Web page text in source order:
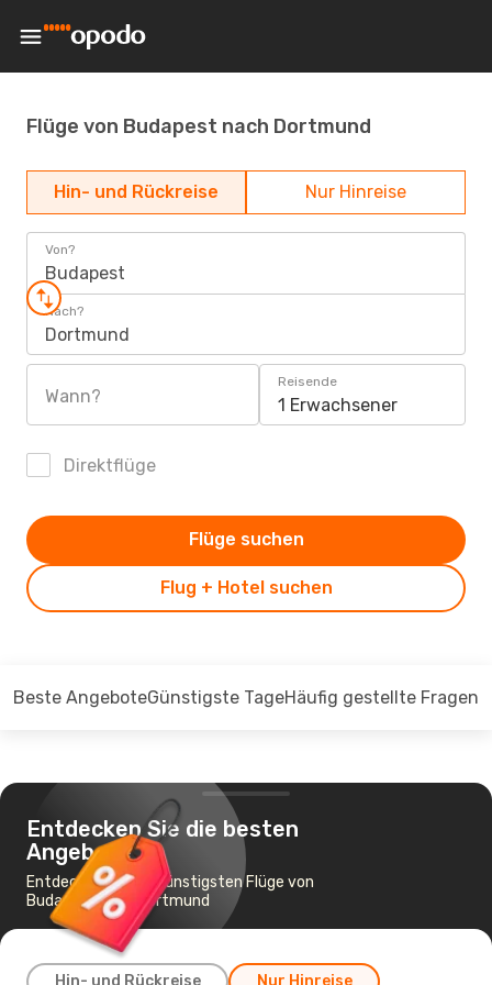
Flüge von Budapest nach Dortmund
Hin- und Rückreise Nur Hinreise
Von?
Budapest
Nach?
Dortmund
Wann?
Reisende
1 Erwachsener
Direktflüge
Flug + Hotel suchen
Flüge suchen
Beste AngeboteGünstigste TageHäufig gestellte Fragen
Entdecken Sie die besten
Angebote
Entdecken Sie die günstigsten Flüge von
Budapest nach Dortmund
Hin- und Rückreise Nur Hinreise